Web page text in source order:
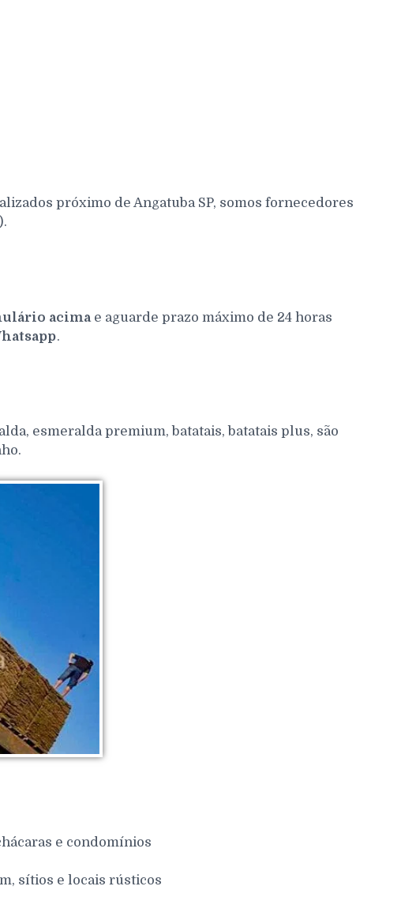
próximo de Angatuba SP, somos fornecedores
acima e aguarde prazo máximo de 24 horas
.
esmeralda premium, batatais, batatais plus, são
e condomínios
sítios e locais rústicos